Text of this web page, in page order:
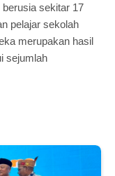
sekitar 17
pelajar sekolah
merupakan hasil
sejumlah